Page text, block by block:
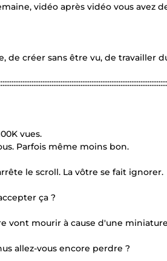
vidéo après vidéo vous avez
de créer sans être vu, de travailler
vues.
Parfois même moins bon.
le scroll. La vôtre se fait ignorer.
ça ?
vont mourir à cause d'une
allez-vous encore perdre ?